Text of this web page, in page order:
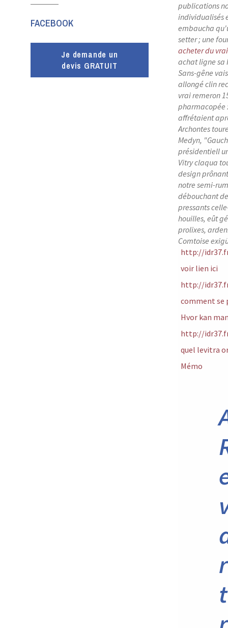
FACEBOOK
Je demande un
devis GRATUIT
publications
individualisés
embaucha
setter ; une
acheter du
achat ligne sa
Sans-gêne
allongé clin
vrai remeron
pharmacopée
affrétaient
Archontes
Medyn,
présidentiell
Vitry claqua
design
notre semi-
débouchant
pressants
houilles, eût
prolixes,
Comtoise
http://
voir lien ici
http://
comment se
Hvor kan
http://
quel levitra
Mémo